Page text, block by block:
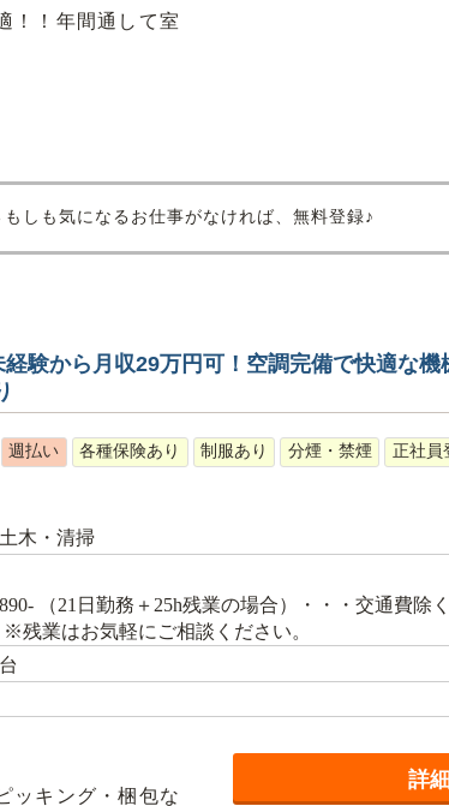
！！年間通して室
しも気になるお仕事がなければ、無料登録♪
経験から月収29万円可！空調完備で快適な機
週払い 各種保険あり 制服あり 分煙・禁煙 正社員
木・清掃
（21日勤務＋25h残業の場合）・・・交通費
残業はお気軽にご相談ください。
ッキング・梱包な
詳